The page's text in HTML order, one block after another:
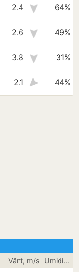
2.4 64%
2.6 49%
3.8 31%
2.1 44%
Vânt, m/s Umiditate